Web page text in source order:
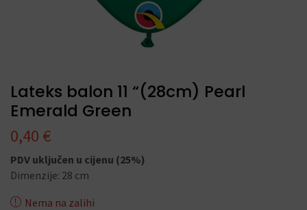
Lateks balon 11 “(28cm) Pearl
Emerald Green
0,40 €
PDV uključen u cijenu (25%)
Dimenzije: 28 cm
Nema na zalihi